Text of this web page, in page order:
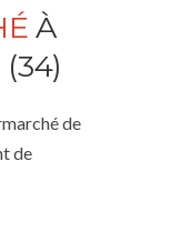
À
de
de